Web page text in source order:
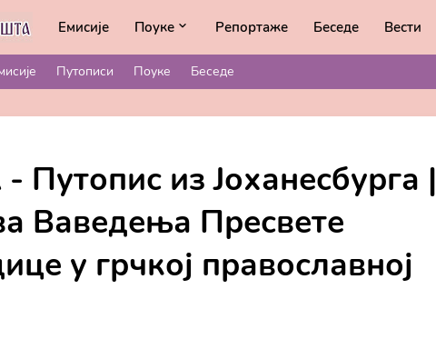
Емисије Поуке Репортаже Беседе Вести
Путописи Поуке Беседе
Путопис из Јоханесбурга |
Ваведења Пресвете
у грчкој православној